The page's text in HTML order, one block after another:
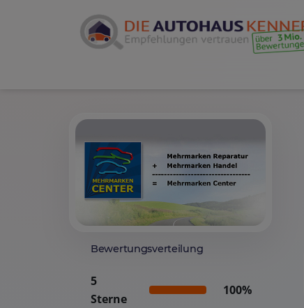
Bewertungsverteilung
5
Sterne
100%